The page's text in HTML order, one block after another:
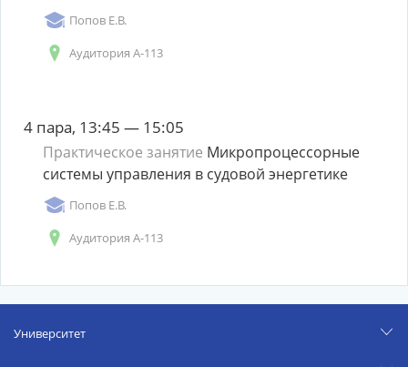
Попов Е.В.
Аудитория А-113
4 пара, 13:45 — 15:05
Практическое занятие Микропроцессорные
системы управления в судовой энергетике
Попов Е.В.
Аудитория А-113
Университет